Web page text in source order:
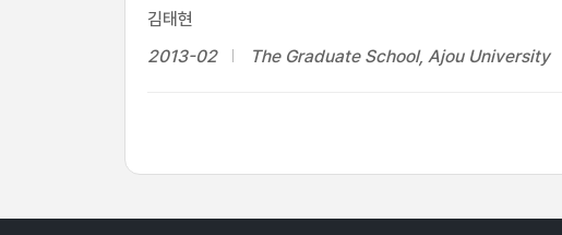
김태현
2013-02
The Graduate School, Ajou University